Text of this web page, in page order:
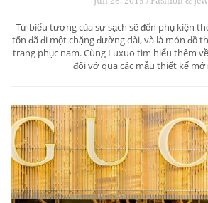
Từ biểu tượng của sự sạch sẽ đến phụ kiện
tốn đã đi một chặng đường dài, và là món đồ
trang phục nam. Cùng Luxuo tìm hiểu thêm
đôi vớ qua các mẫu thiết kế